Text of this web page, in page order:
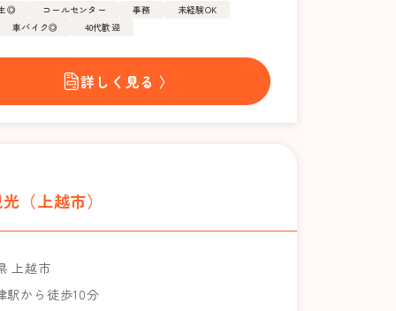
◎ コールセンター 事務
未経験OK
車バイク◎
40代歓迎
詳しく見る 〉
（上越市）
上越市
駅から徒歩10分